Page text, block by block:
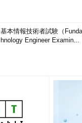
基本情報技術者試験（
hnology Engineer Examin...